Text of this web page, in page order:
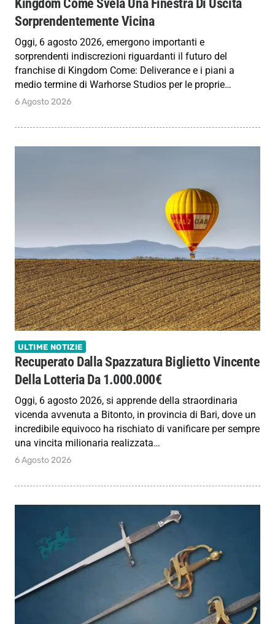
Sorprendentemente Vicina
Oggi, 6 agosto 2026, emergono importanti e
sorprendenti indiscrezioni riguardanti il futuro del
franchise di Kingdom Come: Deliverance e i piani a
medio termine di Warhorse Studios per le proprie…
6 Agosto 2026
ULTIME NOTIZIE
Recuperato Dalla Spazzatura Biglietto Vincente
Della Lotteria Da 1.000.000€
Oggi, 6 agosto 2026, si apprende della straordinaria
vicenda avvenuta a Bitonto, in provincia di Bari, dove un
incredibile equivoco ha rischiato di vanificare per sempre
una vincita milionaria realizzata…
6 Agosto 2026